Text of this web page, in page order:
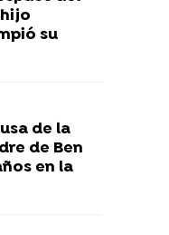
su
de la
de Ben
en la